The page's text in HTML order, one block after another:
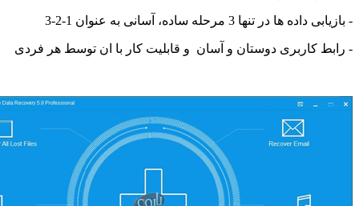
3 مرحله ساده، آسانی به عنوان 1-2-3
دوستان و آسان و قابلیت کار با ان توسط هر فردی